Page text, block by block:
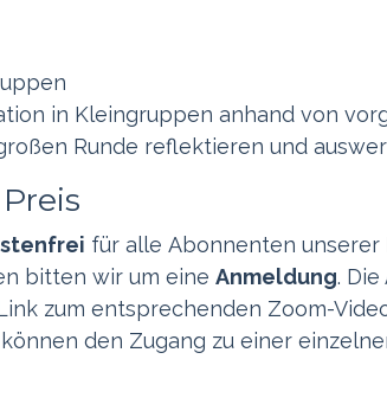
in Kleingruppen anhand von
Runde reflektieren und
für alle Abonnenten
bitten wir um eine Anmeldung.
zum entsprechenden Zoom-
können den Zugang zu einer